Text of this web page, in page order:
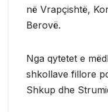
në Vrapçishtë,
Berovë.
Nga qytetet e
shkollave fillore
Shkup dhe